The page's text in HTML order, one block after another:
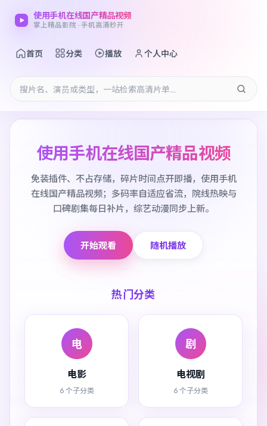
使用手机在线国产精品视频
掌上精品影院 · 手机高清秒开
首页 分类 播放 个人中心
使用手机在线国产精品视频
免装插件、不占存储，碎片时间点开即播，使用手机
在线国产精品视频；多码率自适应省流，院线热映与
口碑剧集每日补片，综艺动漫同步上新。
开始观看 随机播放
热门分类
电
电影
6 个子分类
剧
电视剧
6 个子分类